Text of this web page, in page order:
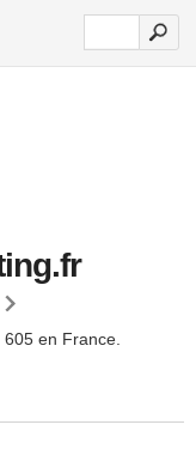
en France.